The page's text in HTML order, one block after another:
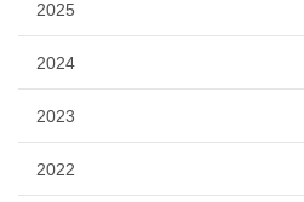
2025
2024
2023
2022